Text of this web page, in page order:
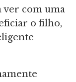
ver com uma
o filho,